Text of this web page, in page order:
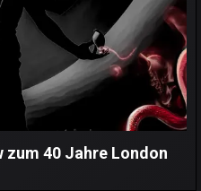
zum 40 Jahre London